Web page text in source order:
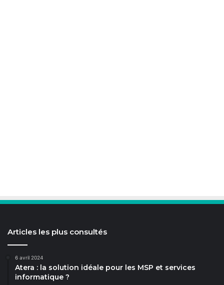
Articles les plus consultés
6 avril 2024
Atera : la solution idéale pour les MSP et services
informatique ?